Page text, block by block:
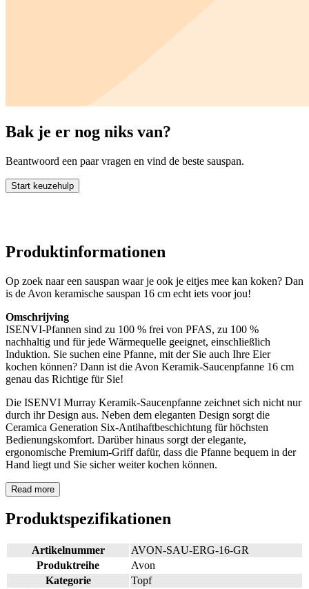
Bak je er nog niks van?
Beantwoord een paar vragen en vind de beste sauspan.
Start keuzehulp
Produktinformationen
Op zoek naar een sauspan waar je ook je eitjes mee kan koken? Dan
is de Avon keramische sauspan 16 cm echt iets voor jou!
Omschrijving
ISENVI-Pfannen sind zu 100 % frei von PFAS, zu 100 %
nachhaltig und für jede Wärmequelle geeignet, einschließlich
Induktion. Sie suchen eine Pfanne, mit der Sie auch Ihre Eier
kochen können? Dann ist die Avon Keramik-Saucenpfanne 16 cm
genau das Richtige für Sie!
Die ISENVI Murray Keramik-Saucenpfanne zeichnet sich nicht nur
durch ihr Design aus. Neben dem eleganten Design sorgt die
Ceramica Generation Six-Antihaftbeschichtung für höchsten
Bedienungskomfort. Darüber hinaus sorgt der elegante,
ergonomische Premium-Griff dafür, dass die Pfanne bequem in der
Hand liegt und Sie sicher weiter kochen können.
Read more
Produktspezifikationen
Artikelnummer
AVON-SAU-ERG-16-GR
Produktreihe
Avon
Kategorie
Topf